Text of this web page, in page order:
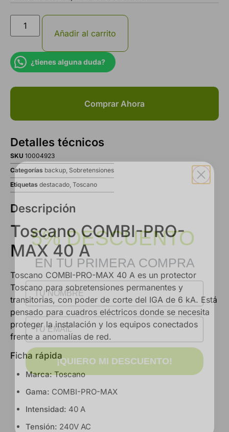
Añadir al carrito
¿tienes alguna duda?
Comprar Ahora
Detalles técnicos
SKU 10004923
Categorías backup, Sobretensiones
Etiquetas destacado, Toscano
Descripción
Toscano COMBI-PRO-
MAX 40 A
Toscano COMBI-PRO-MAX 40 A es un protector
Toscano para sobretensiones permanentes y
transitorias, con poder de corte del IGA de 6 kA. Está
pensado para cuadros eléctricos donde se necesita
proteger la instalación y los equipos conectados
frente a anomalías de red.
Ficha rápida
Marca:Toscano
Gama: COMBI-PRO-MAX
Intensidad: 40 A
Tensión: 240V AC
5% DESCUENTO
EN TU PRIMERA COMPRA
NOMBRE
Email
¡QUIERO MI DESCUENTO!